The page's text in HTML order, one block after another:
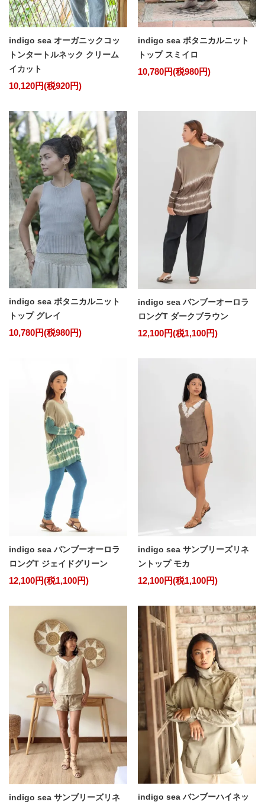
indigo sea オーガニックコッ
トンタートルネック クリーム
イカット
10,120円(税920円)
indigo sea ボタニカルニット
トップ スミイロ
10,780円(税980円)
indigo sea ボタニカルニット
トップ グレイ
10,780円(税980円)
indigo sea バンブーオーロラ
ロングT ダークブラウン
12,100円(税1,100円)
indigo sea バンブーオーロラ
ロングT ジェイドグリーン
12,100円(税1,100円)
indigo sea サンブリーズリネ
ントップ モカ
12,100円(税1,100円)
indigo sea サンブリーズリネ
indigo sea バンブーハイネッ